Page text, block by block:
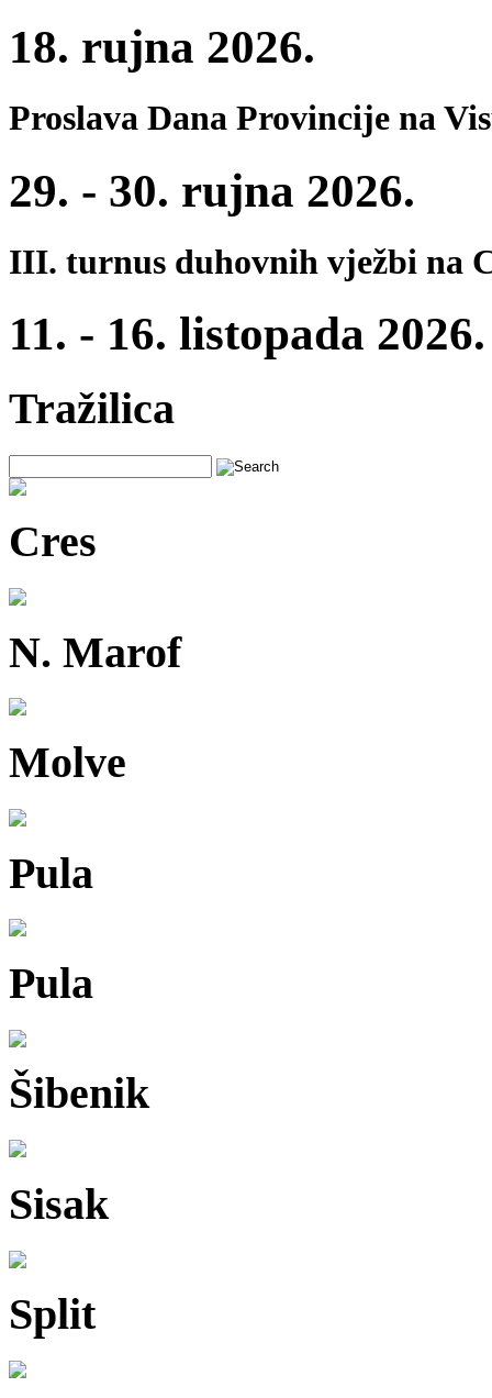
18. rujna 2026.
Proslava Dana Provincije na
29. - 30. rujna 2026.
III. turnus duhovnih vježbi na
11. - 16. listopada 2026.
Tražilica
Cres
N. Marof
Molve
Pula
Pula
Šibenik
Sisak
Split